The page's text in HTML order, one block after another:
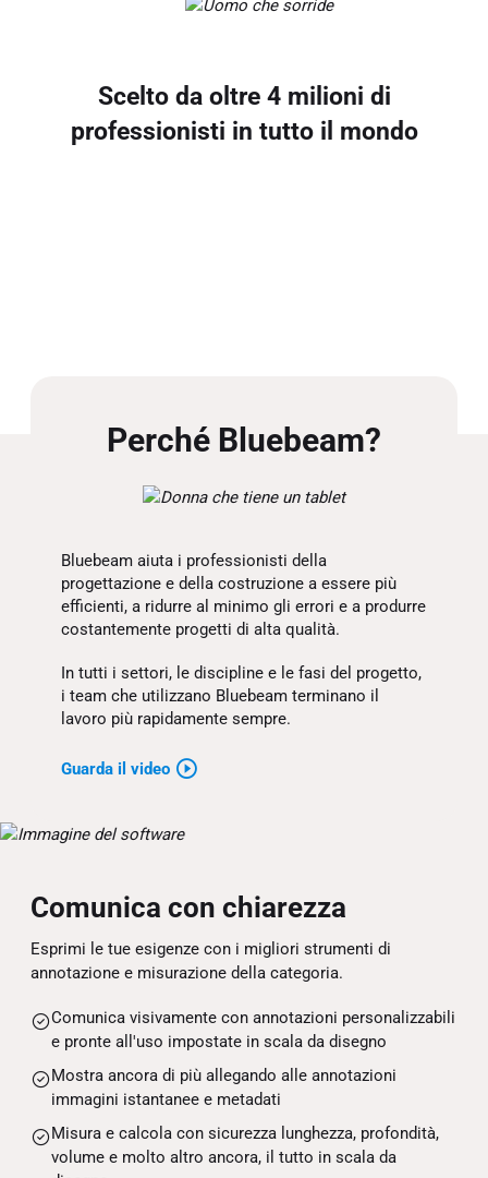
Scelto da oltre 4 milioni di
professionisti in tutto il mondo
Perché Bluebeam?
Bluebeam aiuta i professionisti della
progettazione e della costruzione a essere più
efficienti, a ridurre al minimo gli errori e a produrre
costantemente progetti di alta qualità.
In tutti i settori, le discipline e le fasi del progetto,
i team che utilizzano Bluebeam terminano il
lavoro più rapidamente sempre.
Guarda il video
Comunica con chiarezza
Esprimi le tue esigenze con i migliori strumenti di
annotazione e misurazione della categoria.
Comunica visivamente con annotazioni personalizzabili
e pronte all'uso impostate in scala da disegno
Mostra ancora di più allegando alle annotazioni
immagini istantanee e metadati
Misura e calcola con sicurezza lunghezza, profondità,
volume e molto altro ancora, il tutto in scala da